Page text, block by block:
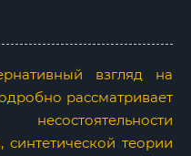
взгляд на
рассматривает
синтетической теории